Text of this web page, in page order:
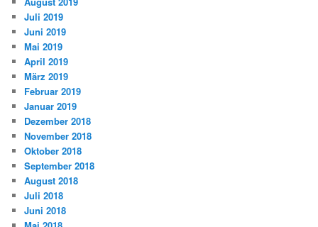
Juli 2019
Juni 2019
Mai 2019
April 2019
März 2019
Februar 2019
Januar 2019
Dezember 2018
November 2018
Oktober 2018
September 2018
August 2018
Juli 2018
Juni 2018